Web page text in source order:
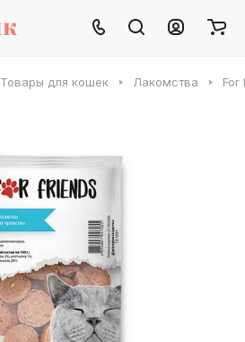
Товары для кошек Лакомства For